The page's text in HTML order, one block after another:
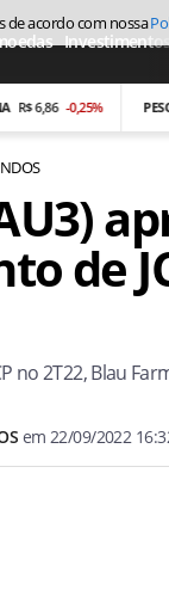
-0,25% PESO
de
no 2T22, Blau
em 22/09/2022
de acordo com nossa